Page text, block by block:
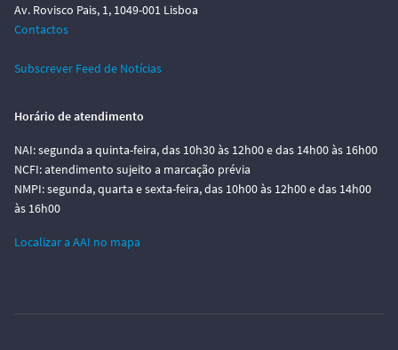
Av. Rovisco Pais, 1, 1049-001 Lisboa
Contactos
Subscrever Feed de Notícias
Horário de atendimento
NAI: segunda a quinta-feira, das 10h30 às 12h00 e das 14h00 às 16h00
NCFI: atendimento sujeito a marcação prévia
NMPI: segunda, quarta e sexta-feira, das 10h00 às 12h00 e das 14h00
às 16h00
Localizar a AAI no mapa